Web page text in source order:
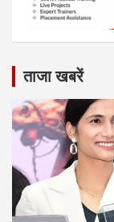
ताजा खबरें